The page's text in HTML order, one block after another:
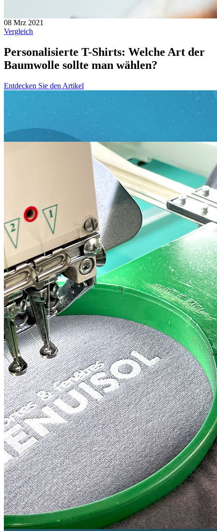
08 Mrz 2021
Vergleich
Personalisierte T-Shirts: Welche Art der
Baumwolle sollte man wählen?
Entdecken Sie den Artikel